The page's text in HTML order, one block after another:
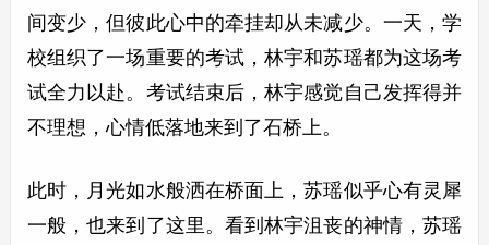
间变少，但彼此心中的牵挂却从未减少。一天，学
校组织了一场重要的考试，林宇和苏瑶都为这场考
试全力以赴。考试结束后，林宇感觉自己发挥得并
不理想，心情低落地来到了石桥上。
此时，月光如水般洒在桥面上，苏瑶似乎心有灵犀
一般，也来到了这里。看到林宇沮丧的神情，苏瑶